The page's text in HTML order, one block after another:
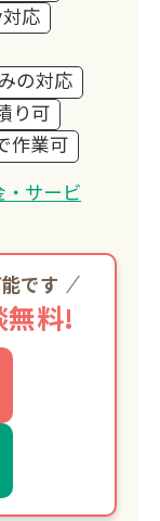
応
の対応
り可
作業可
サービ
です
無料!